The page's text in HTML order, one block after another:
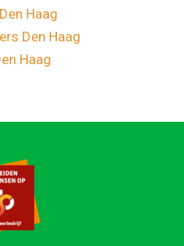
Haag
Den Haag
Haag